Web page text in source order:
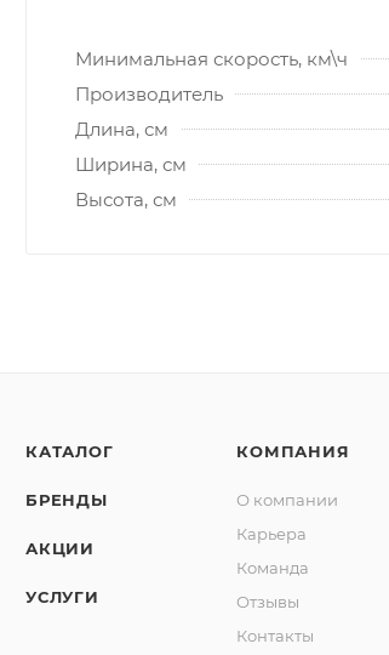
Минимальная скорость, км\ч
Производитель
Длина, см
Ширина, см
Высота, см
КАТАЛОГ
БРЕНДЫ
АКЦИИ
УСЛУГИ
КОМПАНИЯ
О компании
Карьера
Команда
Отзывы
Контакты